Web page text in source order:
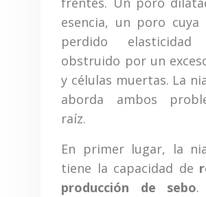
esencia, un poro cuya
perdido
obstruido por un
y células muertas. La
aborda ambos
raíz.
En primer lugar, la
tiene la capacidad de
producción de sebo.